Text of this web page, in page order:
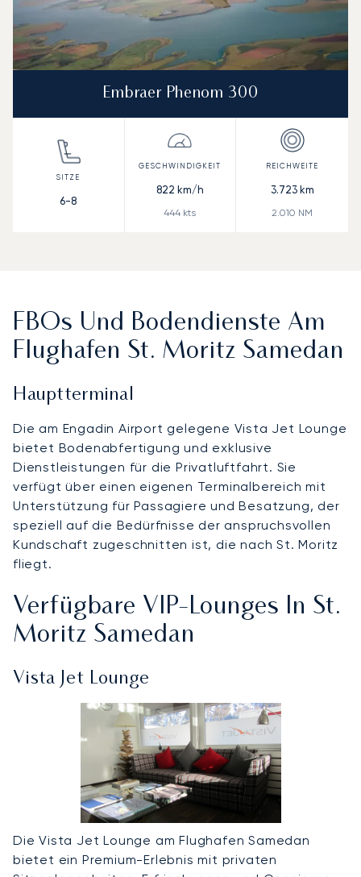
Embraer Phenom 300
6-8
822 km/h
444 kts
3.723km
2.010 NM
FBOs Und Bodendienste Am
Flughafen St. Moritz Samedan
Hauptterminal
Die am Engadin Airport gelegene Vista Jet Lounge
bietet Bodenabfertigung und exklusive
Dienstleistungen für die Privatluftfahrt. Sie
verfügt über einen eigenen Terminalbereich mit
Unterstützung für Passagiere und Besatzung, der
speziell auf die Bedürfnisse der anspruchsvollen
Kundschaft zugeschnitten ist, die nach St. Moritz
fliegt.
Verfügbare VIP-Lounges In St.
Moritz Samedan
Vista Jet Lounge
Die Vista Jet Lounge am Flughafen Samedan
bietet ein Premium-Erlebnis mit privaten